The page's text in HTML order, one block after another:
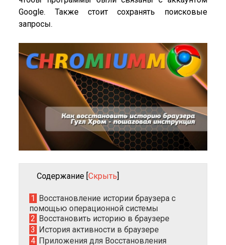
Google. Также стоит сохранять поисковые
запросы.
Содержание [Скрыть
1
Восстановление истории браузера с
помощью операционной системы
2 Восстановить историю в браузере
3
История активности в браузере
4 Приложения для Восстановления